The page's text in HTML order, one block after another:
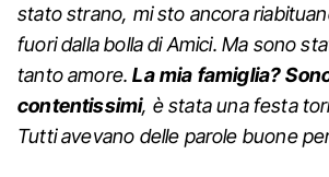
stato strano, mi sto ancora
fuori dalla bolla di Amici. Ma sono
tanto amore.La mia famiglia?
contentissimi, è stata una festa
Tutti avevano delle parole buone